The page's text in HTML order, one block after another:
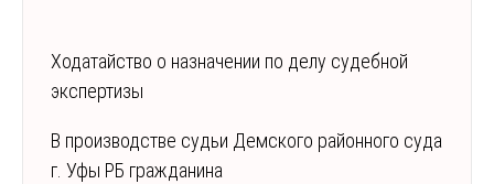
Ходатайство о назначении по делу судебной
экспертизы
В производстве судьи Демского районного суда
г. Уфы РБ гражданина